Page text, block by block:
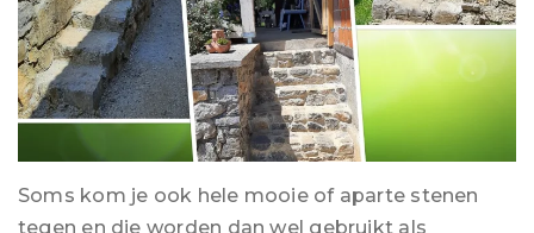
Soms kom je ook hele mooie of aparte stenen
tegen en die worden dan wel gebruikt als